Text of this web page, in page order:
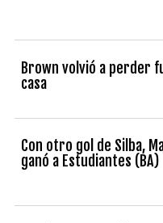
Brown volvió a perder
casa
Con otro gol de Silba,
ganó a Estudiantes (BA)